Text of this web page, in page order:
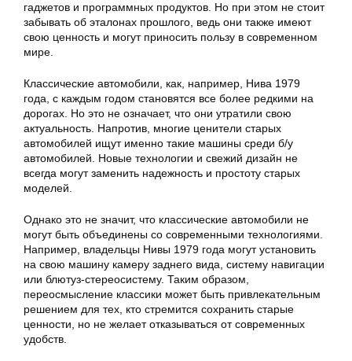
гаджетов и программных продуктов. Но при этом не стоит
забывать об эталонах прошлого, ведь они также имеют
свою ценность и могут приносить пользу в современном
мире.
Классические автомобили, как, например, Нива 1979
года, с каждым годом становятся все более редкими на
дорогах. Но это не означает, что они утратили свою
актуальность. Напротив, многие ценители старых
автомобилей ищут именно такие машины среди б/у
автомобилей. Новые технологии и свежий дизайн не
всегда могут заменить надежность и простоту старых
моделей.
Однако это не значит, что классические автомобили не
могут быть объединены со современными технологиями.
Например, владельцы Нивы 1979 года могут установить
на свою машину камеру заднего вида, систему навигации
или блютуз-стереосистему. Таким образом,
переосмысление классики может быть привлекательным
решением для тех, кто стремится сохранить старые
ценности, но не желает отказываться от современных
удобств.